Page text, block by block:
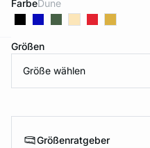
Farbe dune
Größen
Größe wählen
Größenratgeber